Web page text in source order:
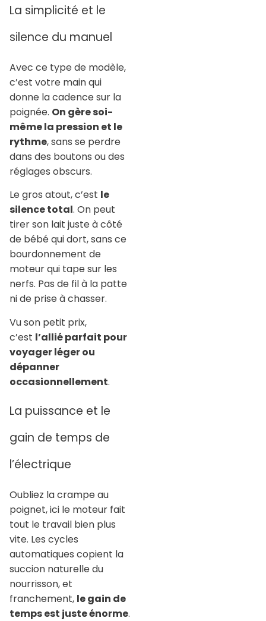
La simplicité et le
silence du manuel
Avec ce type de modèle,
c’est votre main qui
donne la cadence sur la
poignée. On gère soi-
même la pression et le
rythme, sans se perdre
dans des boutons ou des
réglages obscurs.
Le gros atout, c’est le
silence total. On peut
tirer son lait juste à côté
de bébé qui dort, sans ce
bourdonnement de
moteur qui tape sur les
nerfs. Pas de fil à la patte
ni de prise à chasser.
Vu son petit prix,
c’est l’allié parfait pour
voyager léger ou
dépanner
occasionnellement.
La puissance et le
gain de temps de
l’électrique
Oubliez la crampe au
poignet, ici le moteur fait
tout le travail bien plus
vite. Les cycles
automatiques copient la
succion naturelle du
nourrisson, et
franchement, le gain de
temps est juste énorme.